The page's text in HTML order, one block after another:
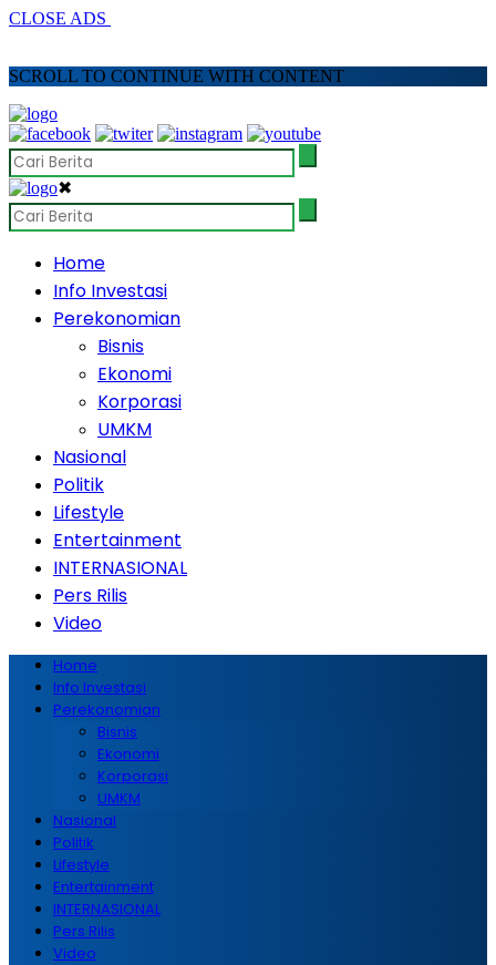
CLOSE ADS
SCROLL TO CONTINUE WITH CONTENT
✖
Home
Info Investasi
Perekonomian
Bisnis
Ekonomi
Korporasi
UMKM
Nasional
Politik
Lifestyle
Entertainment
INTERNASIONAL
Pers Rilis
Video
Home
Info Investasi
Perekonomian
Bisnis
Ekonomi
Korporasi
UMKM
Nasional
Politik
Lifestyle
Entertainment
INTERNASIONAL
Pers Rilis
Video